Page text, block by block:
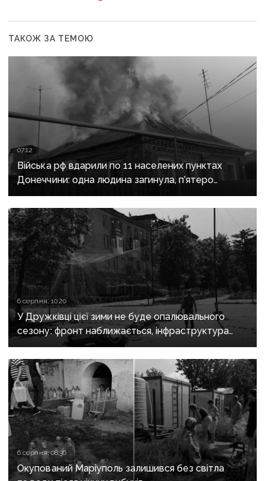
ТАКОЖ ЗА ТЕМОЮ
07:12
Війська рф вдарили по 11 населених пунктах
Донеччини: одна людина загинула, п’ятеро
поранені
6 серпня, 10:20
У Дружківці цієї зими не буде опалювального
сезону: фронт наближається, інфраструктура
критично зруйнована
6 серпня, 08:36
Окупований Маріуполь залишився без світла